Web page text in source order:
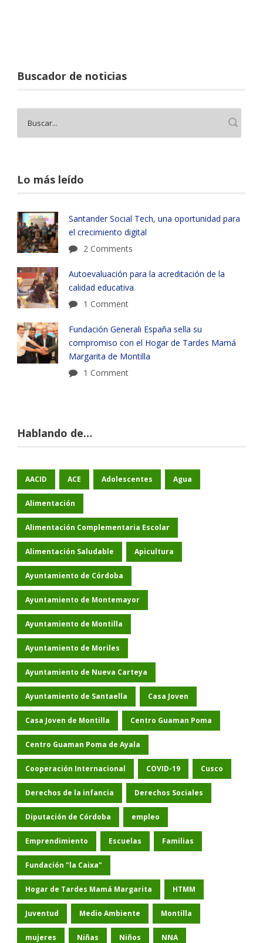
Buscador de noticias
Lo más leído
Santander Social Tech, una oportunidad para
el crecimiento digital
2 Comments
Autoevaluación para la acreditación de la
calidad educativa
1 Comment
Fundación Generali España sella su
compromiso con el Hogar de Tardes Mamá
Margarita de Montilla
1 Comment
Hablando de…
AACID ACE Adolescentes Agua
Alimentación
Alimentación Complementaria Escolar
Alimentación Saludable Apicultura
Ayuntamiento de Córdoba
Ayuntamiento de Montemayor
Ayuntamiento de Montilla
Ayuntamiento de Moriles
Ayuntamiento de Nueva Carteya
Ayuntamiento de Santaella Casa Joven
Casa Joven de Montilla Centro Guaman Poma
Centro Guaman Poma de Ayala
Cooperación Internacional COVID-19 Cusco
Derechos de la infancia Derechos Sociales
Diputación de Córdoba empleo
Emprendimiento Escuelas Familias
Fundación "la Caixa"
Hogar de Tardes Mamá Margarita HTMM
Juventud Medio Ambiente Montilla
mujeres Niñas Niños NNA